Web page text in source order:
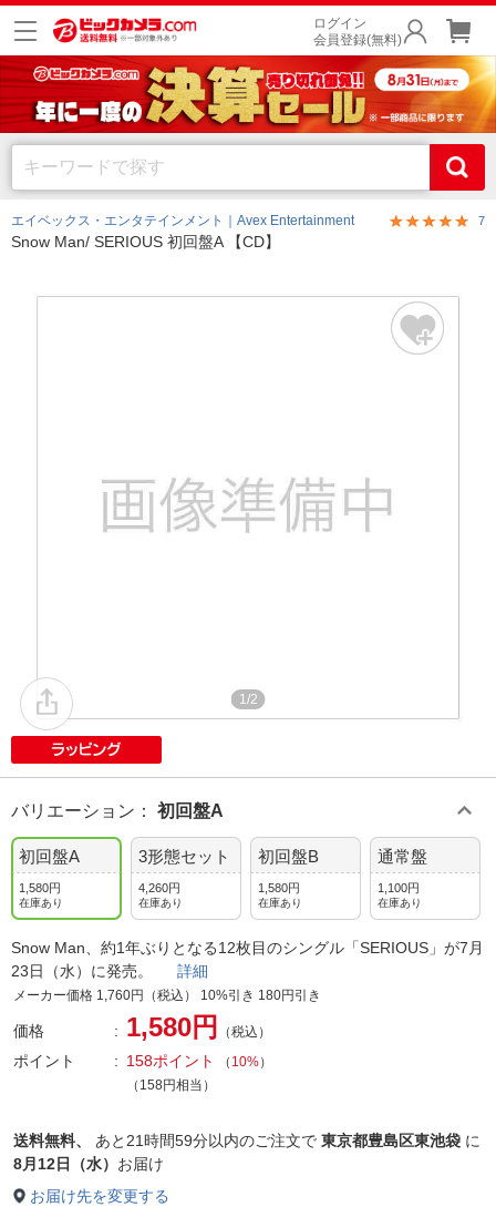
ログイン
会員登録(無料)
エイベックス・エンタテインメント｜Avex Entertainment 7
Snow Man/ SERIOUS 初回盤A 【CD】
1/2
バリエーション ： 初回盤A
初回盤A
1,580円
在庫あり
3形態セット
4,260円
在庫あり
初回盤B
1,580円
在庫あり
通常盤
1,100円
在庫あり
Snow Man、約1年ぶりとなる12枚目のシングル「SERIOUS」が7月
23日（水）に発売。 詳細
メーカー価格 1,760円（税込） 10%引き 180円引き
価格 1,580円 （税込）
ポイント 158ポイント （ 10%）
（158円相当）
送料無料、 あと 21時間59分以内のご注文で 東京都豊島区東池袋 に
8月12日（水） お届け
お届け先を変更する